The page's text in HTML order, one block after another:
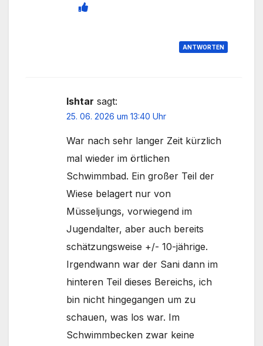
ANTWORTEN
Ishtar sagt:
25. 06. 2026 um 13:40 Uhr
War nach sehr langer Zeit kürzlich
mal wieder im örtlichen
Schwimmbad. Ein großer Teil der
Wiese belagert nur von
Müsseljungs, vorwiegend im
Jugendalter, aber auch bereits
schätzungsweise +/- 10-jährige.
Irgendwann war der Sani dann im
hinteren Teil dieses Bereichs, ich
bin nicht hingegangen um zu
schauen, was los war. Im
Schwimmbecken zwar keine